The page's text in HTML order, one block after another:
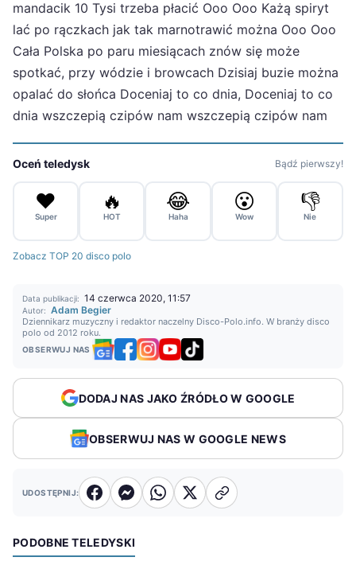
mandacik 10 Tysi trzeba płacić Ooo Ooo Każą spiryt
lać po rączkach jak tak marnotrawić można Ooo Ooo
Cała Polska po paru miesiącach znów się może
spotkać, przy wódzie i browcach Dzisiaj buzie można
opalać do słońca Doceniaj to co dnia, Doceniaj to co
dnia wszczepią czipów nam wszczepią czipów nam
Oceń teledysk Bądź pierwszy!
❤️
Super
🔥
HOT
😂
Haha
😮
Wow
👎
Nie
Zobacz TOP 20 disco polo
Data publikacji: 14 czerwca 2020, 11:57
Autor: Adam Begier
Dziennikarz muzyczny i redaktor naczelny Disco-Polo.info. W branży disco
polo od 2012 roku.
OBSERWUJ NAS
DODAJ NAS JAKO ŹRÓDŁO W GOOGLE
OBSERWUJ NAS W GOOGLE NEWS
UDOSTĘPNIJ:
PODOBNE TELEDYSKI